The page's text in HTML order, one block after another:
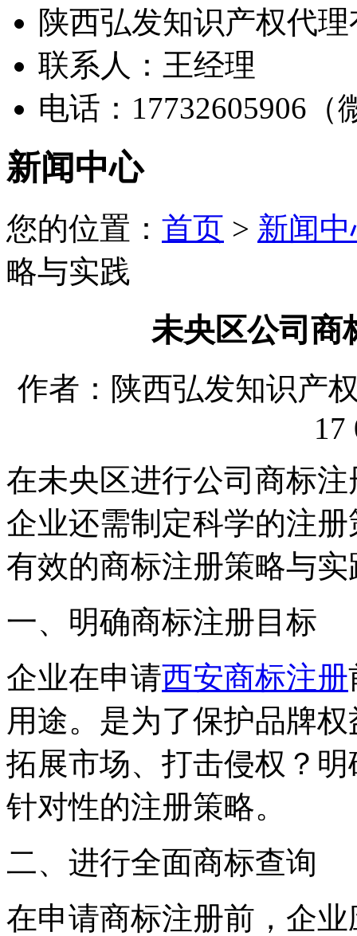
陕西弘发知识产权代
联系人：王经理
电话：17732605906（
新闻中心
您的位置： 首页 > 新闻
略与实践
未央区公司商
作者：陕西弘发知识产
17
在未央区进行公司商标
企业还需制定科学的注
有效的商标注册策略与
一、明确商标注册目标
企业在申请西安商标注册
用途。是为了保护品牌
拓展市场、打击侵权？
针对性的注册策略。
二、进行全面商标查询
在申请商标注册前，企